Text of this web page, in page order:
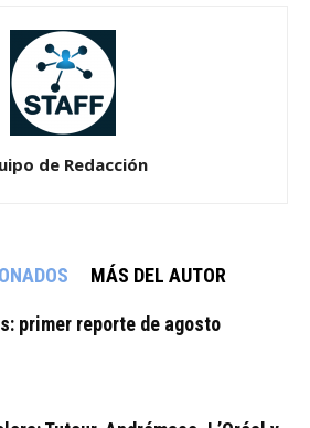
de Redacción
MÁS DEL AUTOR
primer reporte de agosto